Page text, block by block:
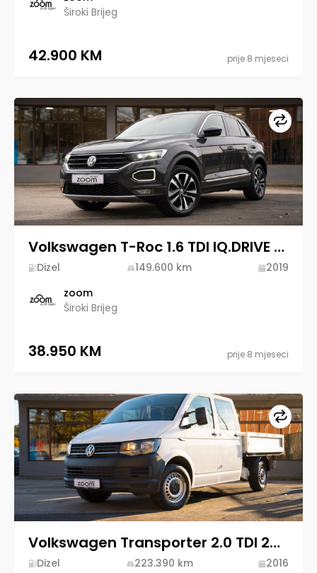
Široki Brijeg
42.900 KM prije 8 mjeseci
Volkswagen T-Roc 1.6 TDI IQ.DRIVE 2019 Diesel
Dizel 149.600 km
2019
zoom
Široki Brijeg
38.950 KM prije 8 mjeseci
Volkswagen Transporter 2.0 TDI 2016 Diesel
Dizel 223.390 km
2016